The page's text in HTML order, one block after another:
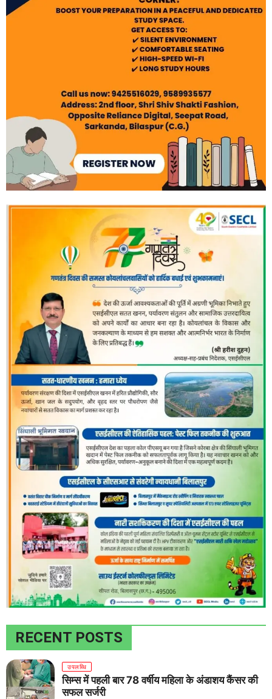
RECENT POSTS
उपलब्धि
सिम्स में पहली बार 78 वर्षीय महिला के अंडाशय कैंसर की
सफल सर्जरी